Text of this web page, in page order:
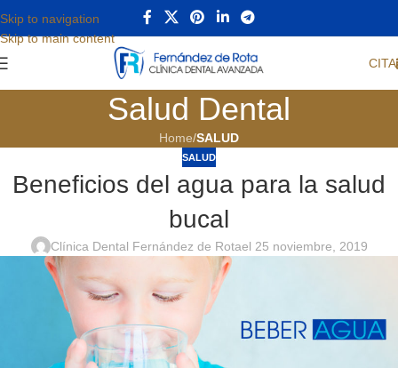
Skip to navigation
Skip to main content
CITA
Salud Dental
Home/SALUD
SALUD
Beneficios del agua para la salud
bucal
Clínica Dental Fernández de Rotael 25 noviembre, 2019